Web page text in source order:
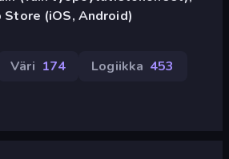
Store (iOS, Android)
Väri 174 Logiikka 453